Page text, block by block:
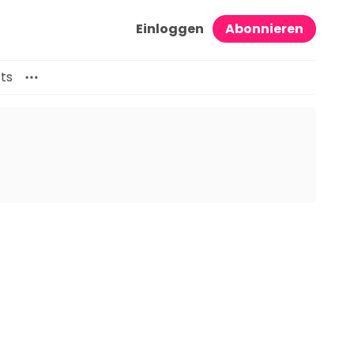
Einloggen Abonnieren